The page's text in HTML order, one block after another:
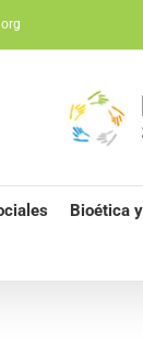
Bioética